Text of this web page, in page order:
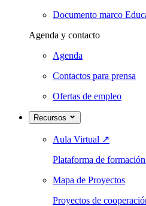
Documento marco
Agenda y contacto
Agenda
Contactos para prensa
Ofertas de empleo
Recursos
Aula Virtual ↗
Plataforma de
Mapa de Proyectos
Proyectos de